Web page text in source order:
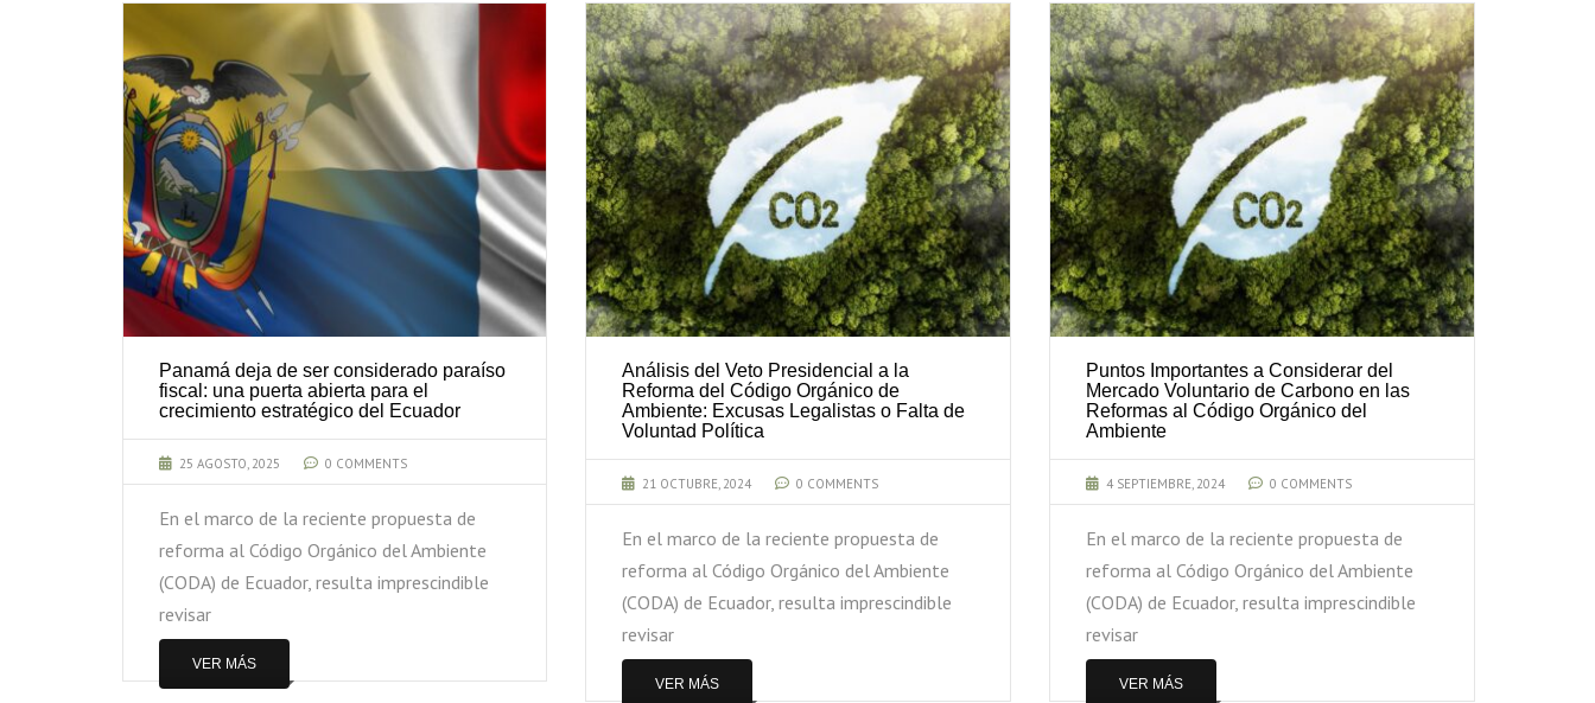
Panamá deja de ser considerado paraíso
fiscal: una puerta abierta para el
crecimiento estratégico del Ecuador
25 AGOSTO, 2025 0 COMMENTS
En el marco de la reciente propuesta de
reforma al Código Orgánico del Ambiente
(CODA) de Ecuador, resulta imprescindible
revisar
VER MÁS
Análisis del Veto Presidencial a la
Reforma del Código Orgánico de
Ambiente: Excusas Legalistas o Falta de
Voluntad Política
21 OCTUBRE, 2024 0 COMMENTS
En el marco de la reciente propuesta de
reforma al Código Orgánico del Ambiente
(CODA) de Ecuador, resulta imprescindible
revisar
VER MÁS
Puntos Importantes a Considerar del
Mercado Voluntario de Carbono en las
Reformas al Código Orgánico del
Ambiente
4 SEPTIEMBRE, 2024 0 COMMENTS
En el marco de la reciente propuesta de
reforma al Código Orgánico del Ambiente
(CODA) de Ecuador, resulta imprescindible
revisar
VER MÁS